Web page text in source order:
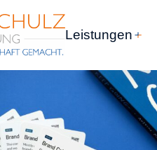
Leistungen